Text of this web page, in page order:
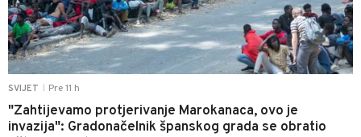
SVIJET Pre 11 h
"Zahtijevamo protjerivanje Marokanaca, ovo je
invazija": Gradonačelnik španskog grada se obratio